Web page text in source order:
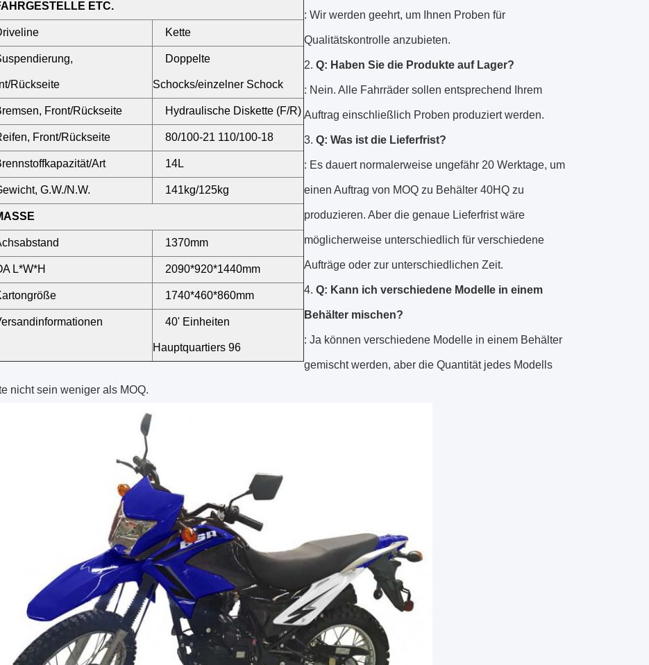
ETC.
Kette
Rückseite
Doppelte
Schocks/einzelner Schock
Front/Rückseite Hydraulische Diskette (F/R)
Front/Rückseite 80/100-21 110/100-18
Art 14L
G.W./N.W. 141kg/125kg
1370mm
L*W*H 2090*920*1440mm
1740*460*860mm
40' Einheiten
Hauptquartiers 96
: Wir werden geehrt, um Ihnen Proben für
Qualitätskontrolle anzubieten.
2. Q: Haben Sie die Produkte auf Lager?
: Nein. Alle Fahrräder sollen entsprechend Ihrem
Auftrag einschließlich Proben produziert werden.
3. Q: Was ist die Lieferfrist?
: Es dauert normalerweise ungefähr 20 Werktage, um
einen Auftrag von MOQ zu Behälter 40HQ zu
produzieren. Aber die genaue Lieferfrist wäre
möglicherweise unterschiedlich für verschiedene
Aufträge oder zur unterschiedlichen Zeit.
4. Q: Kann ich verschiedene Modelle in einem
Behälter mischen?
: Ja können verschiedene Modelle in einem Behälter
gemischt werden, aber die Quantität jedes Modells
nicht sein weniger als MOQ.